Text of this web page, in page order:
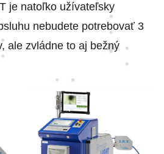
je natoľko užívateľsky
nebudete potrebovať 3
ale zvládne to aj bežný